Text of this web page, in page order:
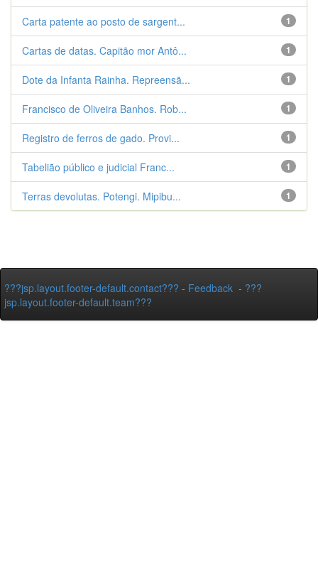
1
Carta patente ao posto de sargent...
1
Cartas de datas. Capitão mor Antô...
1
Dote da Infanta Rainha. Repreensã...
1
Francisco de Oliveira Banhos. Rob...
1
Registro de ferros de gado. Provi...
1
Tabelião público e judicial Franc...
1
Terras devolutas. Potengi. Mipibu...
???jsp.layout.footer-default.contact??? - Feedback - ???
jsp.layout.footer-default.team???